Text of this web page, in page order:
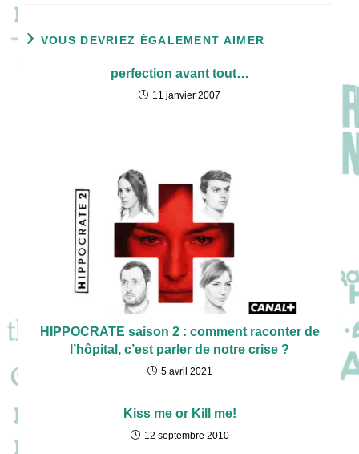
VOUS DEVRIEZ ÉGALEMENT AIMER
perfection avant tout…
11 janvier 2007
HIPPOCRATE saison 2 : comment raconter de
l’hôpital, c’est parler de notre crise ?
5 avril 2021
Kiss me or Kill me!
12 septembre 2010